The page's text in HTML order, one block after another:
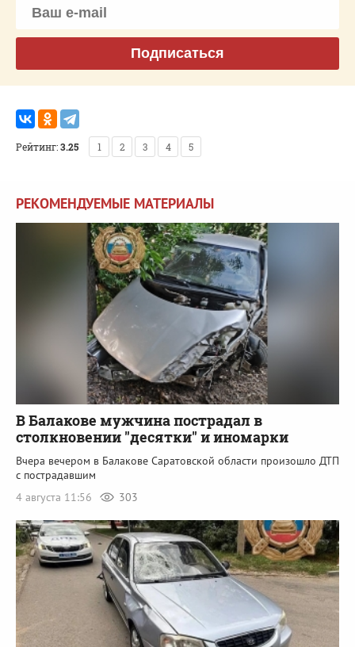
Подписаться
Рейтинг:3.25 1 2 3 4 5
РЕКОМЕНДУЕМЫЕ МАТЕРИАЛЫ
В Балакове мужчина пострадал в
столкновении "десятки" и иномарки
Вчера вечером в Балакове Саратовской области произошло ДТП
с пострадавшим
4 августа 11:56
303